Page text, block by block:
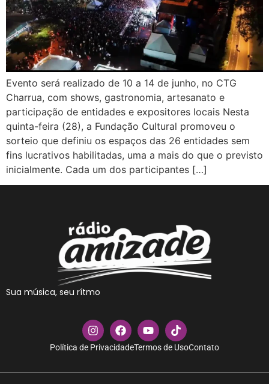
Evento será realizado de 10 a 14 de junho, no CTG
Charrua, com shows, gastronomia, artesanato e
participação de entidades e expositores locais Nesta
quinta-feira (28), a Fundação Cultural promoveu o
sorteio que definiu os espaços das 26 entidades sem
fins lucrativos habilitadas, uma a mais do que o previsto
inicialmente. Cada um dos participantes […]
Sua música, seu rítmo
Política de PrivacidadeTermos de UsoContato